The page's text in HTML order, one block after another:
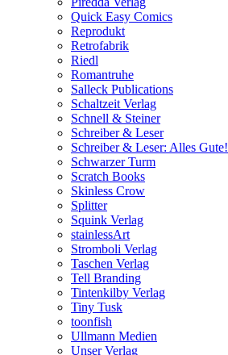
Quick Easy Comics
Reprodukt
Retrofabrik
Riedl
Romantruhe
Salleck Publications
Schaltzeit Verlag
Schnell & Steiner
Schreiber & Leser
Schreiber & Leser: Alles Gute!
Schwarzer Turm
Scratch Books
Skinless Crow
Splitter
Squink Verlag
stainlessArt
Stromboli Verlag
Taschen Verlag
Tell Branding
Tintenkilby Verlag
Tiny Tusk
toonfish
Ullmann Medien
Unser Verlag